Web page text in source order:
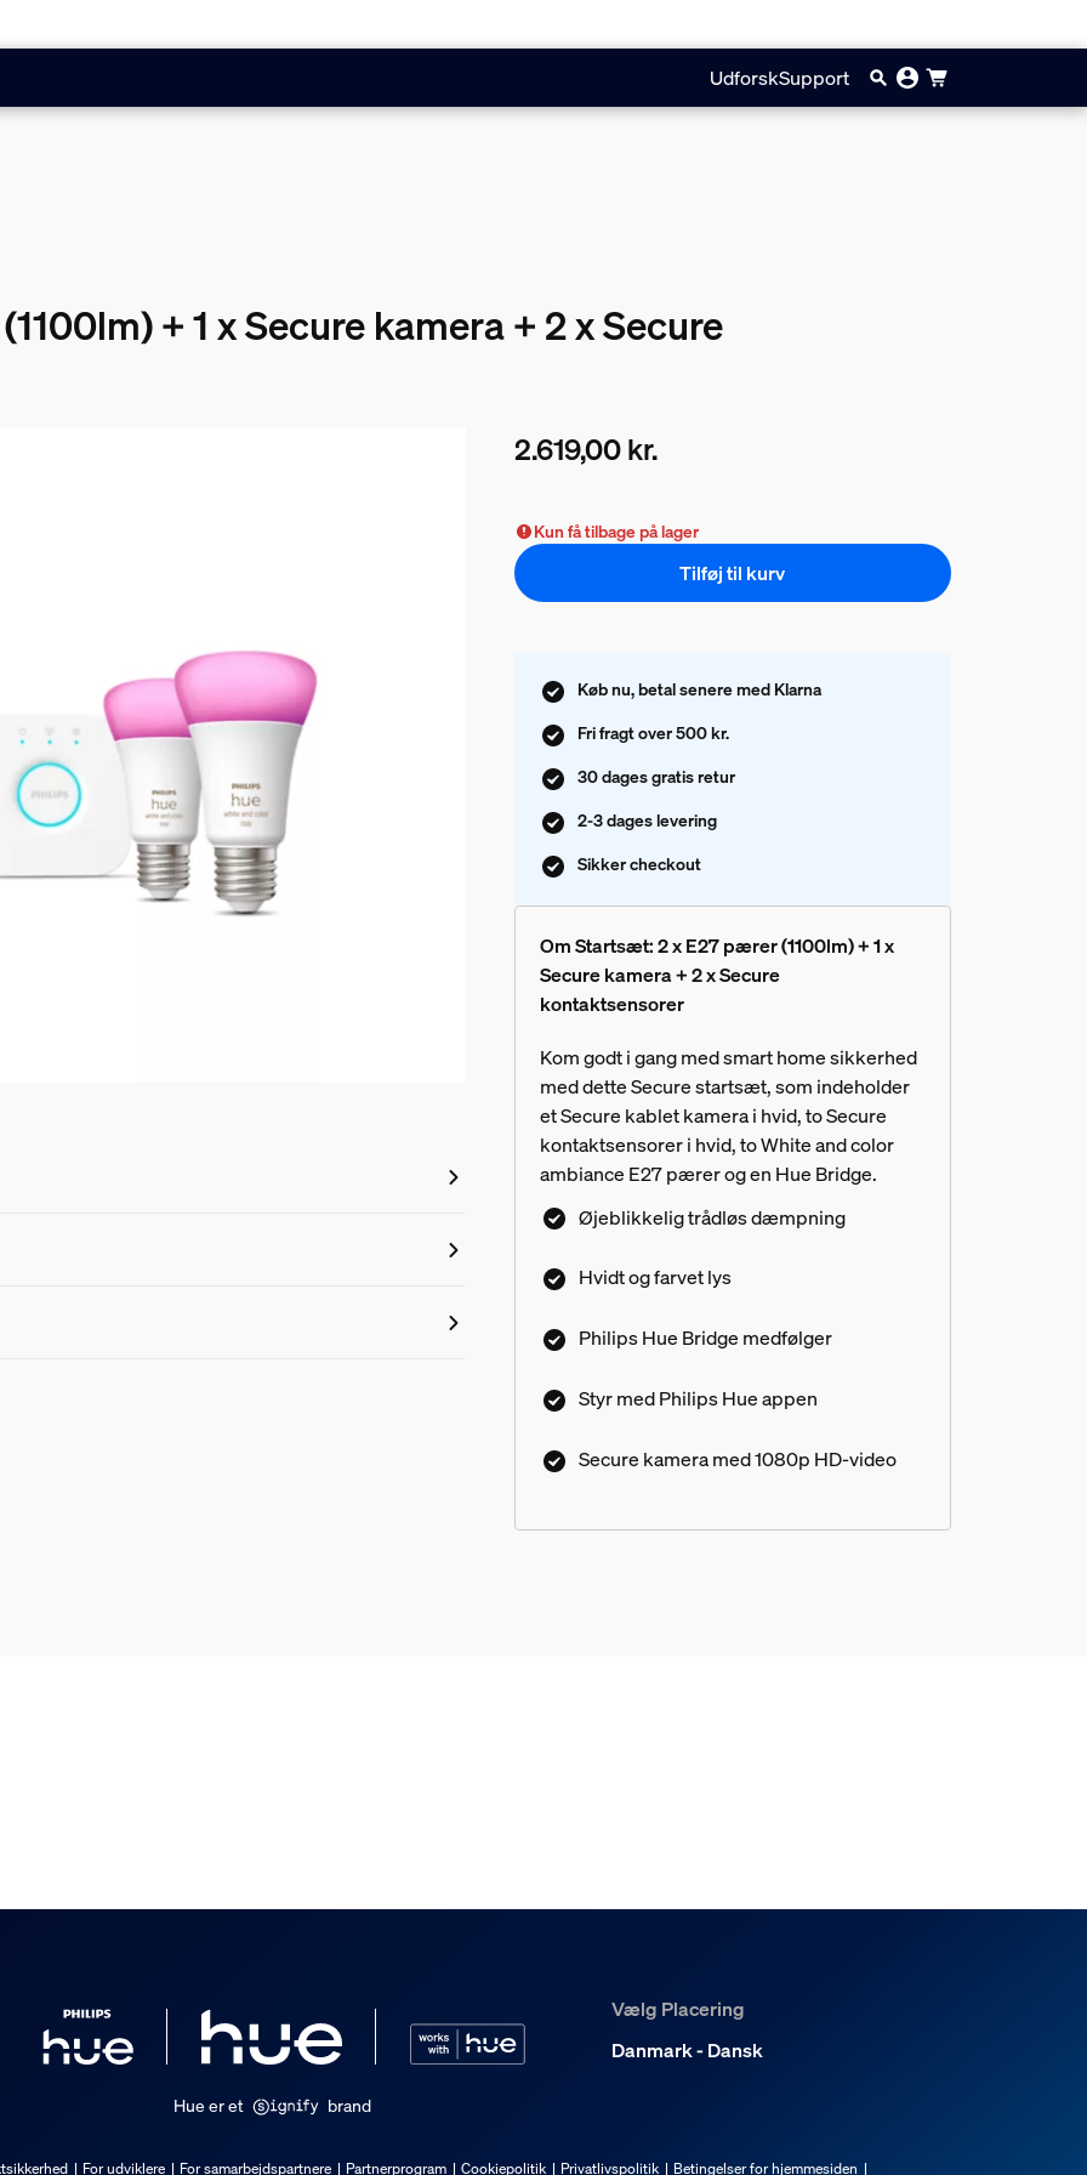
UdforskSupport
+ 1 x Secure kamera + 2 x Secure
2.619,00 kr.
Kun få tilbage på lager
Tilføj til kurv
Køb nu, betal senere med Klarna
Fri fragt over 500 kr.
30 dages gratis retur
2-3 dages levering
Sikker checkout
Om Startsæt: 2 x E27 pærer (1100lm) + 1 x
Secure kamera + 2 x Secure
kontaktsensorer
Kom godt i gang med smart home sikkerhed
med dette Secure startsæt, som indeholder
et Secure kablet kamera i hvid, to Secure
kontaktsensorer i hvid, to White and color
ambiance E27 pærer og en Hue Bridge.
Øjeblikkelig trådløs dæmpning
Hvidt og farvet lys
Philips Hue Bridge medfølger
Styr med Philips Hue appen
Secure kamera med 1080p HD-video
Vælg Placering
Danmark - Dansk
Hue er et brand
For udviklere For samarbejdspartnere Partnerprogram Cookiepolitik Privatlivspolitik Betingelser for hjemmesiden